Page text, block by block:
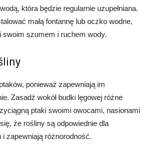
która będzie regularnie uzupełniana.
małą fontannę lub oczko wodne,
swoim szumem i ruchem wody.
ponieważ zapewniają im
Zasadź wokół budki lęgowej różne
ptaki swoimi owocami, nasionami
że rośliny są odpowiednie dla
zapewniają różnorodność.